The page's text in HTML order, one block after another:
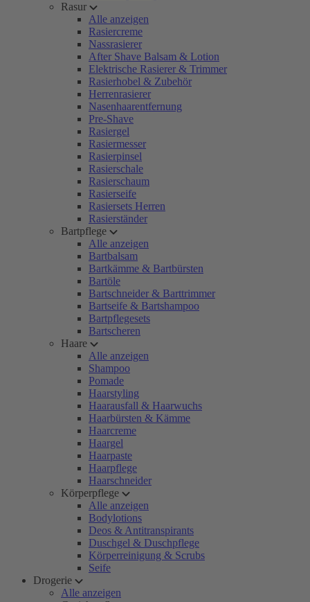
Rasur
Alle anzeigen
Rasiercreme
Nassrasierer
After Shave Balsam & Lotion
Elektrische Rasierer & Trimmer
Rasierhobel & Zubehör
Herrenrasierer
Nasenhaarentfernung
Pre-Shave
Rasiergel
Rasiermesser
Rasierpinsel
Rasierschale
Rasierschaum
Rasierseife
Rasiersets Herren
Rasierständer
Bartpflege
Alle anzeigen
Bartbalsam
Bartkämme & Bartbürsten
Bartöle
Bartschneider & Barttrimmer
Bartseife & Bartshampoo
Bartpflegesets
Bartscheren
Haare
Alle anzeigen
Shampoo
Pomade
Haarstyling
Haarausfall & Haarwuchs
Haarbürsten & Kämme
Haarcreme
Haargel
Haarpaste
Haarpflege
Haarschneider
Körperpflege
Alle anzeigen
Bodylotions
Deos & Antitranspirants
Duschgel & Duschpflege
Körperreinigung & Scrubs
Seife
Drogerie
Alle anzeigen